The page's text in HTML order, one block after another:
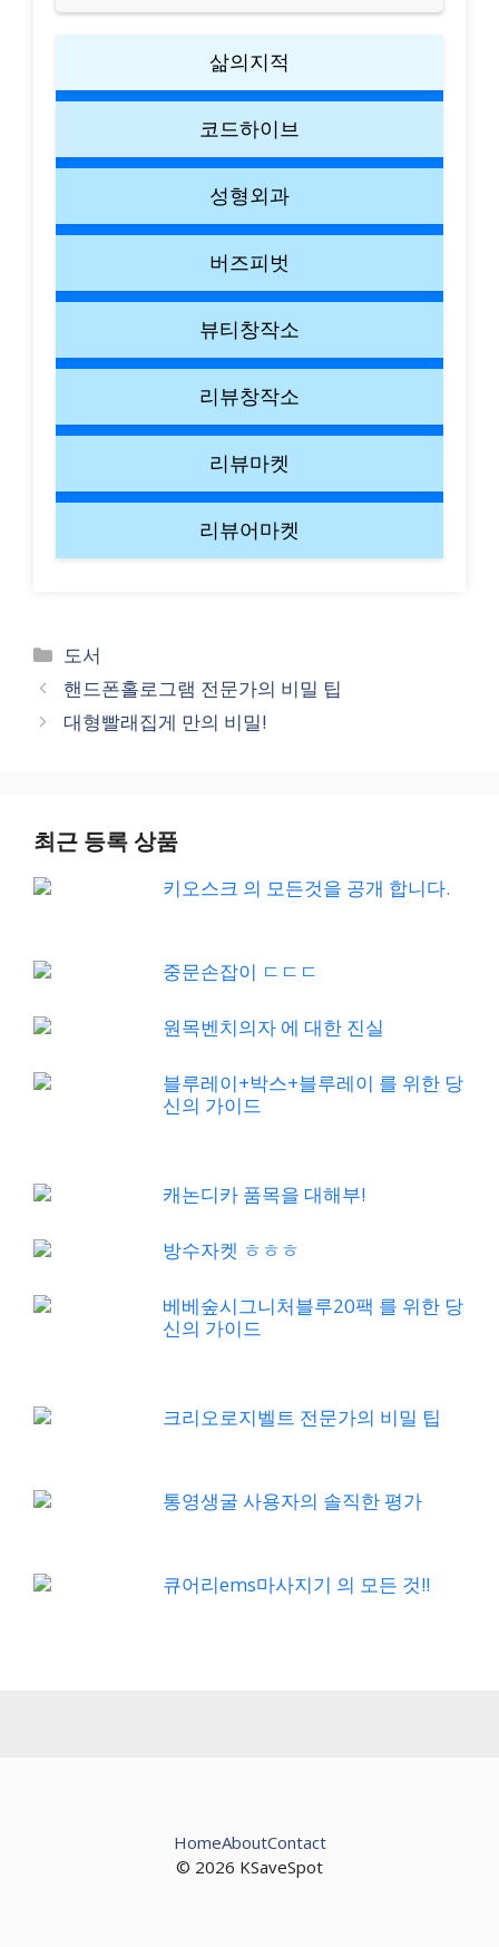
삶의지적
코드하이브
성형외과
버즈피벗
뷰티창작소
리뷰창작소
리뷰마켓
리뷰어마켓
Categories
도서
핸드폰홀로그램 전문가의 비밀 팁
대형빨래집게 만의 비밀!
최근 등록 상품
키오스크 의 모든것을 공개 합니다.
중문손잡이 ㄷㄷㄷ
원목벤치의자 에 대한 진실
블루레이+박스+블루레이 를 위한 당
신의 가이드
캐논디카 품목을 대해부!
방수자켓 ㅎㅎㅎ
베베숲시그니처블루20팩 를 위한 당
신의 가이드
크리오로지벨트 전문가의 비밀 팁
통영생굴 사용자의 솔직한 평가
큐어리ems마사지기 의 모든 것!!
© 2026 KSaveSpot
HomeAboutContact